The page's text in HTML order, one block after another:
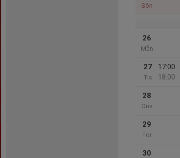
Sön
26
Mån
27
Tis
17:00
18:00
28
Ons
29
Tor
30